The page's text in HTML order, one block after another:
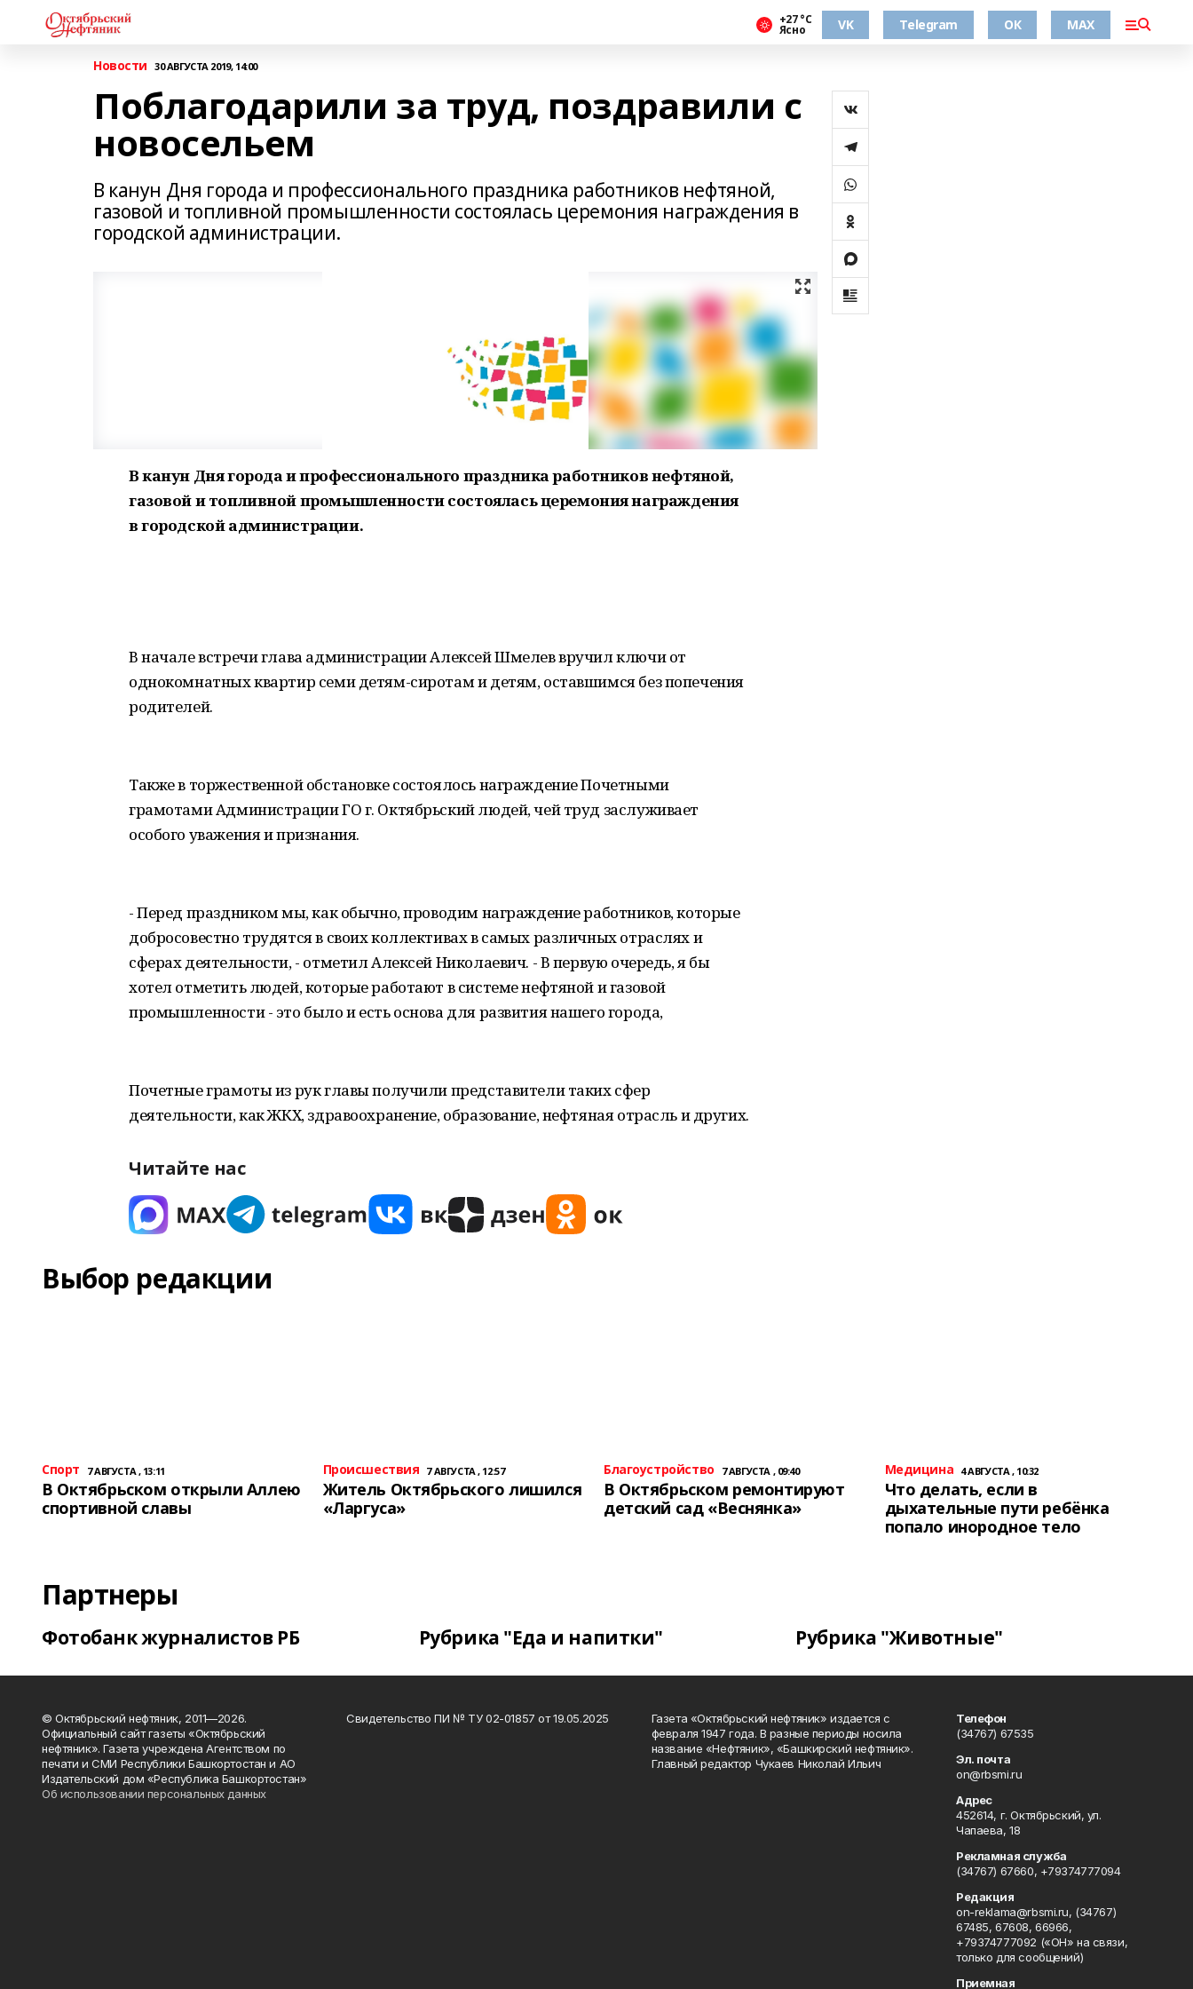
+27 °С
Ясно VK Telegram ОК MAX
Новости 30 АВГУСТА 2019, 14:00
Поблагодарили за труд, поздравили с
новосельем
В канун Дня города и профессионального праздника работников нефтяной,
газовой и топливной промышленности состоялась церемония награждения в
городской администрации.
В канун Дня города и профессионального праздника работников нефтяной,
газовой и топливной промышленности состоялась церемония награждения
в городской администрации.
В начале встречи глава администрации Алексей Шмелев вручил ключи от
однокомнатных квартир семи детям-сиротам и детям, оставшимся без попечения
родителей.
Также в торжественной обстановке состоялось награждение Почетными
грамотами Администрации ГО г. Октябрьский людей, чей труд заслуживает
особого уважения и признания.
- Перед праздником мы, как обычно, проводим награждение работников, которые
добросовестно трудятся в своих коллективах в самых различных отраслях и
сферах деятельности, - отметил Алексей Николаевич. - В первую очередь, я бы
хотел отметить людей, которые работают в системе нефтяной и газовой
промышленности - это было и есть основа для развития нашего города,
Почетные грамоты из рук главы получили представители таких сфер
деятельности, как ЖКХ, здравоохранение, образование, нефтяная отрасль и других.
Читайте нас
Выбор редакции
Спорт 7 АВГУСТА , 13:11
В Октябрьском открыли Аллею
спортивной славы
Происшествия 7 АВГУСТА , 12:57
Житель Октябрьского лишился
«Ларгуса»
Благоустройство 7 АВГУСТА , 09:40
В Октябрьском ремонтируют
детский сад «Веснянка»
Медицина 4 АВГУСТА , 10:32
Что делать, если в
дыхательные пути ребёнка
попало инородное тело
Партнеры
Фотобанк журналистов РБ Рубрика "Еда и напитки" Рубрика "Животные"
© Октябрьский нефтяник, 2011—2026.
Официальный сайт газеты «Октябрьский
нефтяник». Газета учреждена Агентством по
печати и СМИ Республики Башкортостан и АО
Издательский дом «Республика Башкортостан»
Об использовании персональных данных
Свидетельство ПИ № ТУ 02-01857 от 19.05.2025
Газета «Октябрьский нефтяник» издается с
февраля 1947 года. В разные периоды носила
название «Нефтяник», «Башкирский нефтяник».
Главный редактор Чукаев Николай Ильич
Телефон
(34767) 67535
Эл. почта
on@rbsmi.ru
Адрес
452614, г. Октябрьский, ул.
Чапаева, 18
Рекламная служба
(34767) 67660, +79374777094
Редакция
on-reklama@rbsmi.ru, (34767)
67485, 67608, 66966,
+79374777092 («ОН» на связи,
только для сообщений)
Приемная